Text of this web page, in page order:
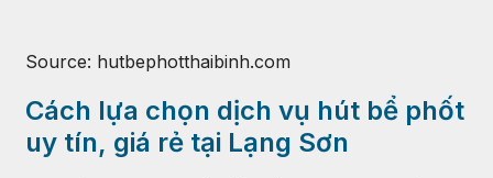
Source: hutbephotthaibinh.com
Cách lựa chọn dịch vụ hút bể phốt
uy tín, giá rẻ tại Lạng Sơn